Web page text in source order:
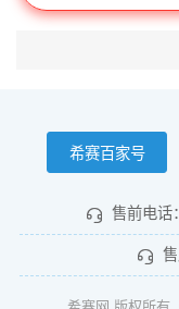
希赛百家号
售前电话